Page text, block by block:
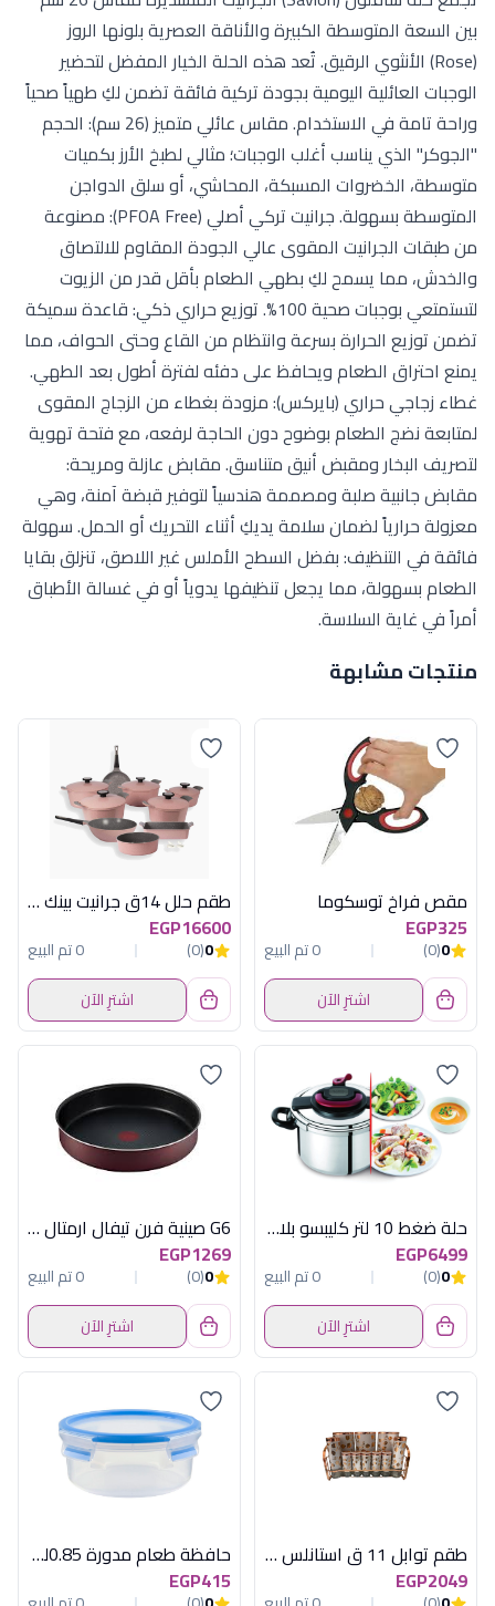
بين السعة المتوسطة الكبيرة والأناقة العصرية بلونها الروز
(Rose) الأنثوي الرقيق. تُعد هذه الحلة الخيار المفضل لتحضير
الوجبات العائلية اليومية بجودة تركية فائقة تضمن لكِ طهياً صحياً
وراحة تامة في الاستخدام. مقاس عائلي متميز (26 سم): الحجم
"الجوكر" الذي يناسب أغلب الوجبات؛ مثالي لطبخ الأرز بكميات
متوسطة، الخضروات المسبكة، المحاشي، أو سلق الدواجن
المتوسطة بسهولة. جرانيت تركي أصلي (PFOA Free): مصنوعة
من طبقات الجرانيت المقوى عالي الجودة المقاوم للالتصاق
والخدش، مما يسمح لكِ بطهي الطعام بأقل قدر من الزيوت
لتستمتعي بوجبات صحية 100%. توزيع حراري ذكي: قاعدة سميكة
تضمن توزيع الحرارة بسرعة وانتظام من القاع وحتى الحواف، مما
يمنع احتراق الطعام ويحافظ على دفئه لفترة أطول بعد الطهي.
غطاء زجاجي حراري (بايركس): مزودة بغطاء من الزجاج المقوى
لمتابعة نضج الطعام بوضوح دون الحاجة لرفعه، مع فتحة تهوية
لتصريف البخار ومقبض أنيق متناسق. مقابض عازلة ومريحة:
مقابض جانبية صلبة ومصممة هندسياً لتوفير قبضة آمنة، وهي
معزولة حرارياً لضمان سلامة يديكِ أثناء التحريك أو الحمل. سهولة
فائقة في التنظيف: بفضل السطح الأملس غير اللاصق، تنزلق بقايا
الطعام بسهولة، مما يجعل تنظيفها يدوياً أو في غسالة الأطباق
أمراً في غاية السلاسة.
منتجات مشابهة
مقص فراخ توسكوما
EGP325
0
(0)
0 تم البيع
اشترِ الآن
طقم حلل 14ق جرانيت بينك ماربل نيوفلام
EGP16600
0
(0)
0 تم البيع
اشترِ الآن
حلة ضغط 10 لتر كليبسو بلاس تيفال مصرى
EGP6499
0
(0)
0 تم البيع
اشترِ الآن
G6 صينية فرن تيفال ارمتال 26
EGP1269
0
(0)
0 تم البيع
اشترِ الآن
طقم توابل 11 ق استانلس بيضاوى اكسفورد
EGP2049
حافظة طعام مدورة 0.85لنر ماستر سيل تيفال
EGP415